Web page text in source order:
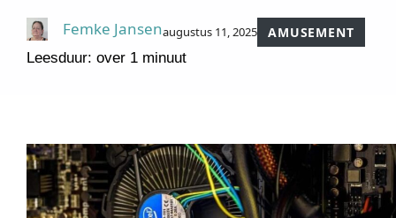
Femke Jansenaugustus 11, 2025
AMUSEMENT
Leesduur: over 1 minuut